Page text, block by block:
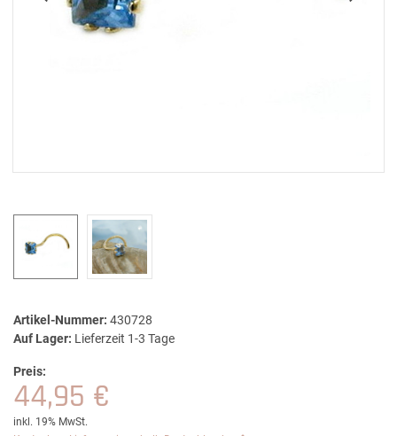
Artikel-Nummer: 430728
Auf Lager: Lieferzeit 1-3 Tage
Preis:
44,95 €
inkl. 19% MwSt.